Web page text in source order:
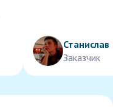
Станислав
Заказчик